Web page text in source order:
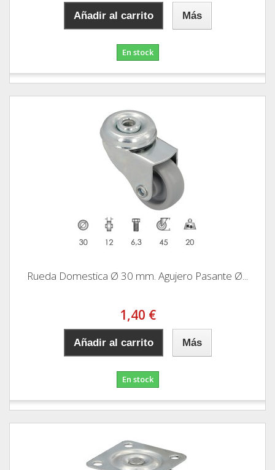
Añadir al carrito Más
En stock
Rueda Domestica Ø 30 mm. Agujero Pasante Ø...
1,40 €
Añadir al carrito Más
En stock